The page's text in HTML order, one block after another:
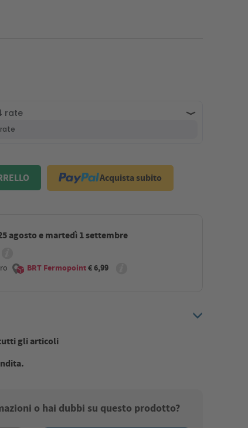
Acquista subito
agosto e martedì 1 settembre
BRT Fermopoint€ 6,99
gli articoli
o hai dubbi su questo prodotto?